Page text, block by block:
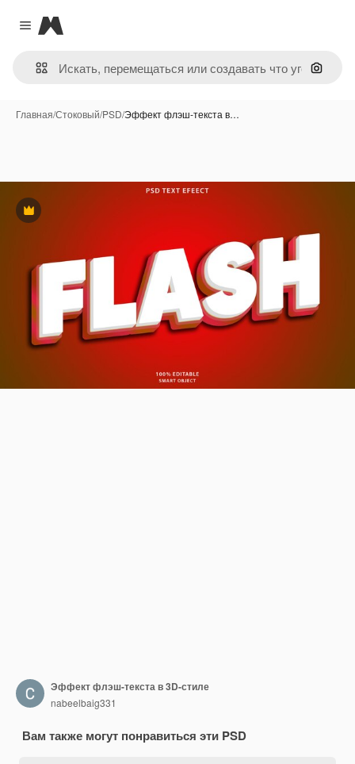
Close menu
Magnific
Поиск
Главная/Стоковый/PSD/Эффект флэш-текста в…
Премиум
Эффект флэш-текста в 3D-стиле
nabeelbaig331
Вам также могут понравиться эти PSD